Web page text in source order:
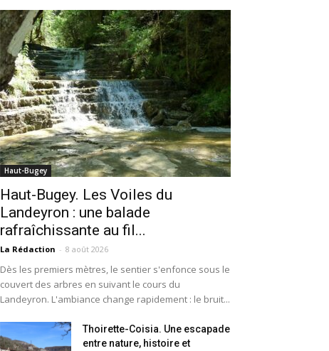
Haut-Bugey
Haut-Bugey. Les Voiles du
Landeyron : une balade
rafraîchissante au fil...
La Rédaction - 8 août 2026
Dès les premiers mètres, le sentier s'enfonce sous le
couvert des arbres en suivant le cours du
Landeyron. L'ambiance change rapidement : le bruit...
Thoirette-Coisia. Une escapade
entre nature, histoire et